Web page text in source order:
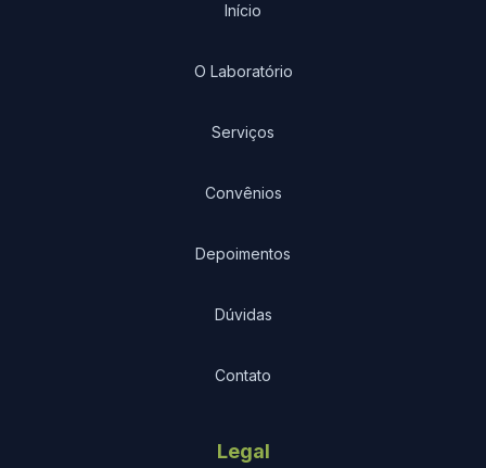
Início
O Laboratório
Serviços
Convênios
Depoimentos
Dúvidas
Contato
Legal